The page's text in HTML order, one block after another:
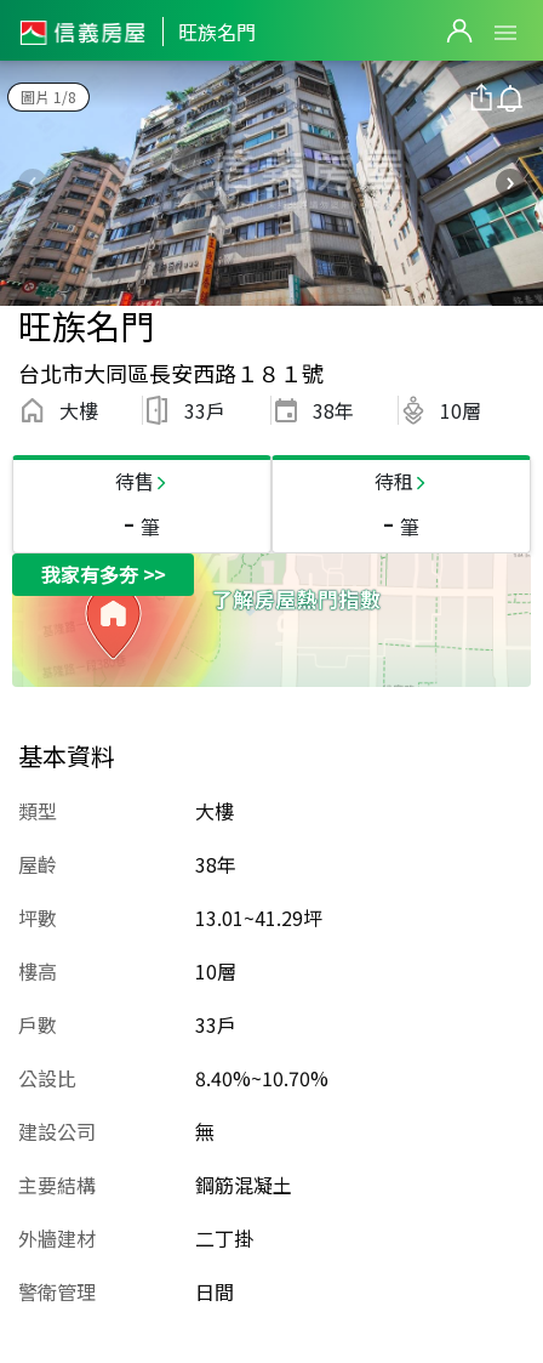
旺族名門
圖片 1/8
旺族名門
台北市大同區長安西路１８１號
大樓 33戶 38年 10層
待售
- 筆
待租
- 筆
我家有多夯>>
基本資料
類型
大樓
屋齡
38年
坪數
13.01~41.29坪
樓高
10層
戶數
33戶
公設比
8.40%~10.70%
建設公司
無
主要結構
鋼筋混凝土
外牆建材
二丁掛
警衛管理
日間